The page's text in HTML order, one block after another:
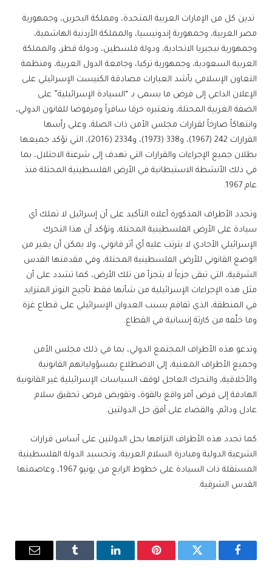
تدين كل من الإمارات العربية المتحدة، ومملكة البحرين، وجمهورية
مصر العربية، وجمهورية إندونيسيا، والمملكة الأردنية الهاشمية،
وجمهورية نيجيريا الاتحادية، ودولة فلسطين، ودولة قطر، والمملكة
العربية السعودية، وجمهورية تركيا، وجامعة الدول العربية، ومنظمة
التعاون الإسلامي بأشد العبارات مصادقة الكنيست الإسرائيلي على
الإعلان الداعي إلى فرض ما يسمى بـ “السيادة الإسرائيلية” على
الضفة الغربية المحتلة، وتعتبره خرقا سافراً ومرفوضا للقانون الدولي،
وانتهاكاً صارخاً لقرارات مجلس الأمن ذات الصلة، وعلى رأسها
القرارات 242 (1967)، و338 (1973)، و2334 (2016)، التي تؤكد جميعها
بطلان جميع الإجراءات والقرارات التي تهدف إلى شرعنة الاحتلال، بما
في ذلك الأنشطة الاستيطانية في الأرض الفلسطينية المحتلة منذ
عام 1967.
وتجدد الأطراف المذكورة أعلاه التأكيد على أن إسرائيل لا تملك أي
سيادة على الأرض الفلسطينية المحتلة، وتؤكد أن هذا التحرك
الإسرائيلي الأحادي لا يترتب عليه أي أثر قانوني، ولا يمكن أن يغير من
الوضع القانوني للأرض الفلسطينية المحتلة، وفي مقدمتها القدس
الشرقية، التي تبقى جزءاً لا يتجزأ من تلك الأرض، كما تشدد على أن
مثل هذه الإجراءات الإسرائيلية من شأنها فقط تأجيج التوتر المتزايد
في المنطقة، الذي تفاقم بسبب العدوان الإسرائيلي على قطاع غزة
وما خلّفه من كارثة إنسانية في القطاع.
وتدعو هذه الأطراف المجتمع الدولي، بما في ذلك مجلس الأمن
وجميع الأطراف المعنية، إلى الاضطلاع بمسؤولياتهم القانونية
والأخلاقية، والتحرك العاجل لوقف السياسات الإسرائيلية غير القانونية
الهادفة إلى فرض أمر واقع بالقوة، وتقويض فرص تحقيق سلام
عادل ودائم، والقضاء على أفق حل الدولتين.
كما تجدد هذه الأطراف التزامها بحل الدولتين على أساس قرارات
الشرعية الدولية ومبادرة السلام العربية، وتجسيد الدولة الفلسطينية
المستقلة ذات السيادة على خطوط الرابع من يونيو 1967، وعاصمتها
القدس الشرقية.
فيسبوك تويتر بينتيريستلينكدإن Tumblr
البريد